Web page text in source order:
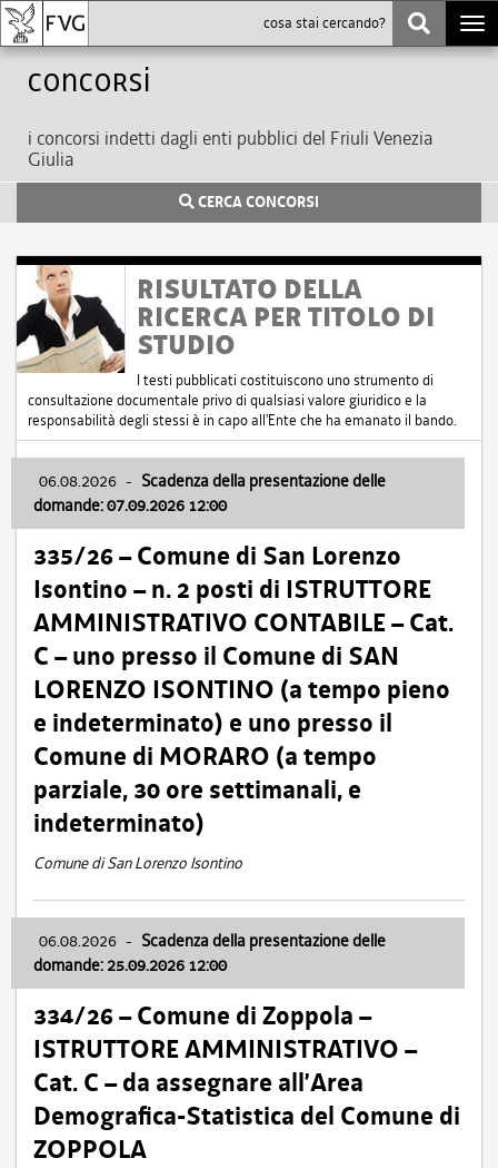
Concorsi
i concorsi indetti dagli enti pubblici del Friuli Venezia
Giulia
CERCA CONCORSI
RISULTATO DELLA
RICERCA PER TITOLO DI
STUDIO
I testi pubblicati costituiscono uno strumento di
consultazione documentale privo di qualsiasi valore giuridico e la
responsabilità degli stessi è in capo all'Ente che ha emanato il bando.
06.08.2026 - Scadenza della presentazione delle
domande: 07.09.2026 12:00
335/26 – Comune di San Lorenzo
Isontino – n. 2 posti di ISTRUTTORE
AMMINISTRATIVO CONTABILE – Cat.
C – uno presso il Comune di SAN
LORENZO ISONTINO (a tempo pieno
e indeterminato) e uno presso il
Comune di MORARO (a tempo
parziale, 30 ore settimanali, e
indeterminato)
Comune di San Lorenzo Isontino
06.08.2026 - Scadenza della presentazione delle
domande: 25.09.2026 12:00
334/26 – Comune di Zoppola –
ISTRUTTORE AMMINISTRATIVO –
Cat. C – da assegnare all’Area
Demografica-Statistica del Comune di
ZOPPOLA